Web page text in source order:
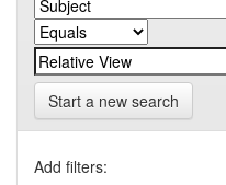
Start a new search
Add filters: